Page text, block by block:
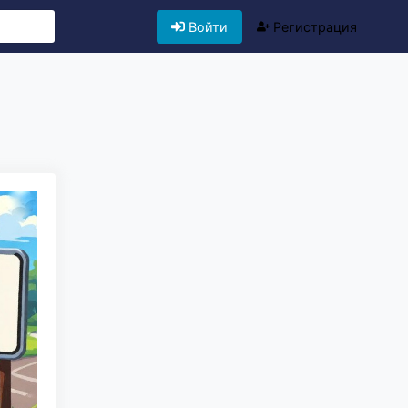
Войти Регистрация